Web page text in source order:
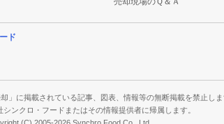
ド
」に掲載されている記事、図表、情報等の無断掲載を禁止しま
ンクロ・フードまたはその情報提供者に帰属します。